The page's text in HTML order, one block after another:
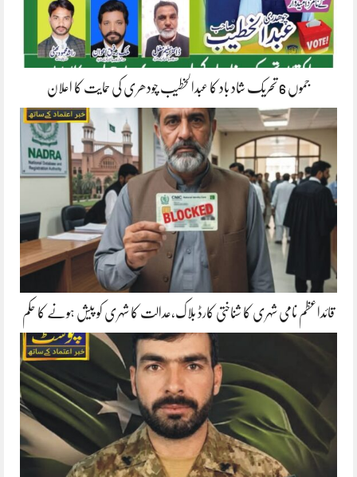
جموں 6 تحریک شاد باد کا عبدالخطیب چودھری کی حمایت کا اعلان
قائداعظم نامی شہری کا شناختی کارڈ بلاک،عدالت کا شہری کو پیش ہونے کا حکم